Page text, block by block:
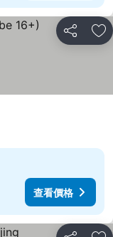
分享 放
查看價格